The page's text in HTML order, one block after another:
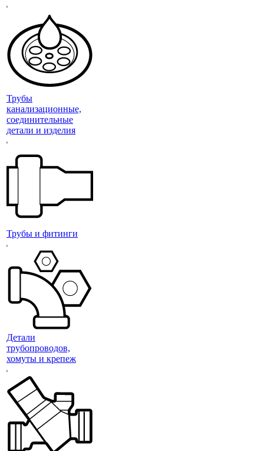
Трубы
канализационные,
соединительные
детали и изделия
Трубы и фитинги
Детали
трубопроводов,
хомуты и крепеж